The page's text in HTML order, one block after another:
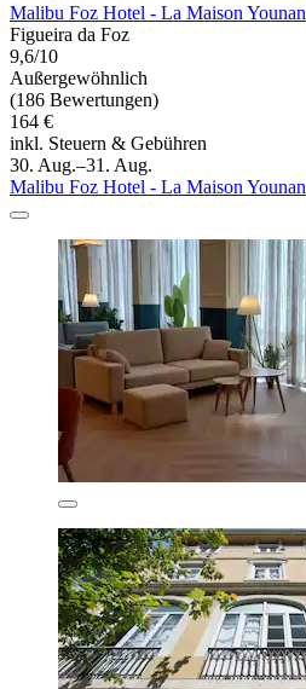
Malibu Foz Hotel - La Maison Younan
Figueira da Foz
9,6/10
Außergewöhnlich
(186 Bewertungen)
164 €
inkl. Steuern & Gebühren
30. Aug.–31. Aug.
Malibu Foz Hotel - La Maison Younan